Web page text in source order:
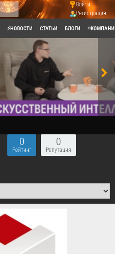
Войти
Регистрация
⚡НОВОСТИ СТАТЬИ БЛОГИ
0
Репутация
0
Рейтинг